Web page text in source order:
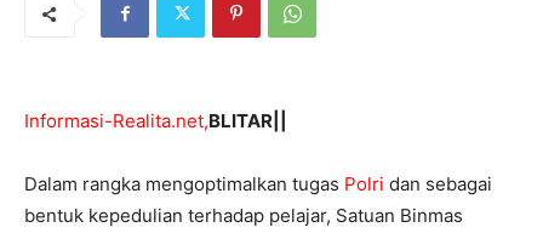
Informasi-Realita.net,BLITAR||
Dalam rangka mengoptimalkan tugas Polri dan sebagai
bentuk kepedulian terhadap pelajar, Satuan Binmas